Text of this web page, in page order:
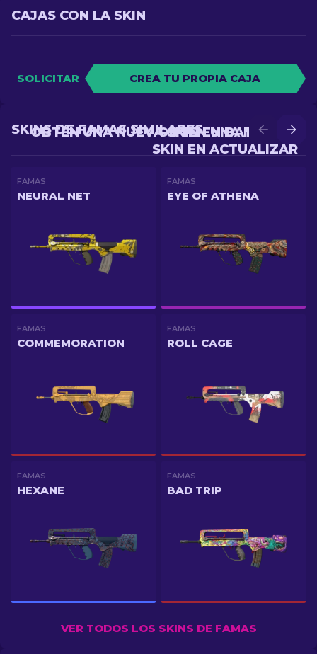
CAJAS CON LA SKIN
SOLICITAR CREA TU PROPIA CAJA
OBTÉN UNA MEJOR
SKIN EN ACTUALIZAR
OBTÉN UNA NUEVA SKIN EN BATALLA
SKINS DE FAMAS SIMILARES
FAMAS
NEURAL NET
FAMAS
EYE OF ATHENA
FAMAS
COMMEMORATION
FAMAS
ROLL CAGE
FAMAS
HEXANE
FAMAS
BAD TRIP
VER TODOS LOS SKINS DE FAMAS